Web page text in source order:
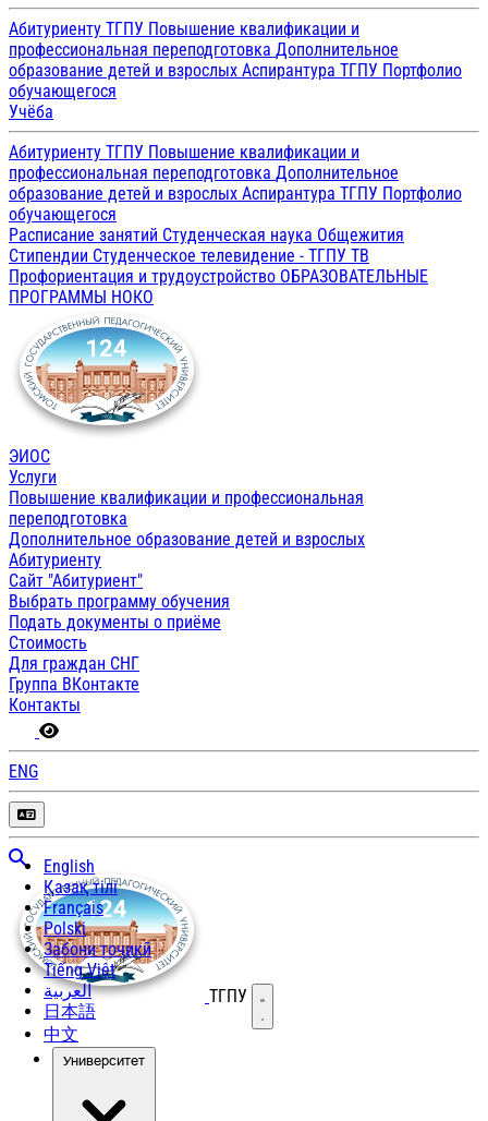
Абитуриенту ТГПУ Повышение квалификации и
профессиональная переподготовка Дополнительное
образование детей и взрослых Аспирантура ТГПУ Портфолио
обучающегося
Учёба
Абитуриенту ТГПУ Повышение квалификации и
профессиональная переподготовка Дополнительное
образование детей и взрослых Аспирантура ТГПУ Портфолио
обучающегося
Расписание занятий Студенческая наука Общежития
Стипендии Студенческое телевидение - ТГПУ ТВ
Профориентация и трудоустройство ОБРАЗОВАТЕЛЬНЫЕ
ПРОГРАММЫ НОКО
ЭИОС
Услуги
Повышение квалификации и профессиональная
переподготовка
Дополнительное образование детей и взрослых
Абитуриенту
Сайт "Абитуриент"
Выбрать программу обучения
Подать документы о приёме
Стоимость
Для граждан СНГ
Группа ВКонтакте
Контакты
ENG
English
Қазақ тілі
Français
Polski
Забони тоҷикӣ
Tiếng Việt
العربية
日本語
中文
ТГПУ Открыть меню
Университет